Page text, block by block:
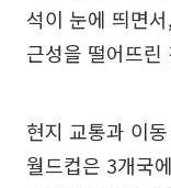
석이 눈에 띄면
근성을 떨어뜨린
현지 교통과 이
월드컵은 3개국